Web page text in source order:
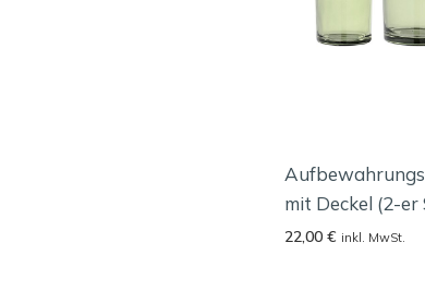
mit Deckel (2-er
22,00€ inkl. MwSt.